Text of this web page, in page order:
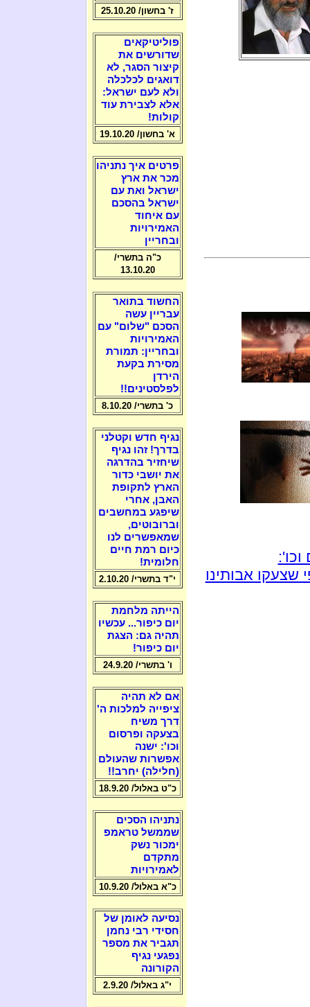
אבותינו
ז' בחשון/ 25.10.20
פוליטיקאים
שדורשים את
קיצור הסגר, לא
דואגים לכלכלה
ולא לעם ישראל:
אלא לצבירת עוד
קולות!
א' בחשון/ 19.10.20
פרטים איך נתניהו
מכר את ארץ
ישראל ואת עם
ישראל בהסכם
עם איחוד
האמירויות
ובחריין
כ"ה בתשרי/
13.10.20
החשוד בתואר
עבריין עשה
הסכם "שלום" עם
האמירויות
ובחריין: תמורת
מסירת בקעת
הירדן
לפלסטינים!!
כ' בתשרי/ 8.10.20
נגיף חדש וקטלני
בדרך! זהו נגיף
שיחזיר בהדרגה
את יושבי כדור
הארץ לתקופת
האבן, אחרי
שיפגע במחשבים
וברובוטים,
שמאפשרים לנו
כיום רמת חיים
חלומית!
י"ד בתשרי/ 2.10.20
הייתה מלחמת
יום כיפור... עכשיו
תהיה גם: הצגת
יום כיפור!
ו' בתשרי/ 24.9.20
אם לא תהיה
ציפייה למלכות ה'
דרך משיח
בצעקה ופרסום
וכו': ישנה
אפשרות שהעולם
(חלילה) יחרב!!
כ"ט באלול/ 18.9.20
נתניהו הסכים
שממשל טראמפ
ימכור נשק
מתקדם
לאמירויות
כ"א באלול/ 10.9.20
נסיעה לאומן של
חסידי רבי נחמן
תגביר את מספר
נפגעי נגיף
הקורונה
י"ג באלול/ 2.9.20